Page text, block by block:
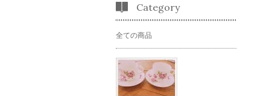
Category
全ての商品